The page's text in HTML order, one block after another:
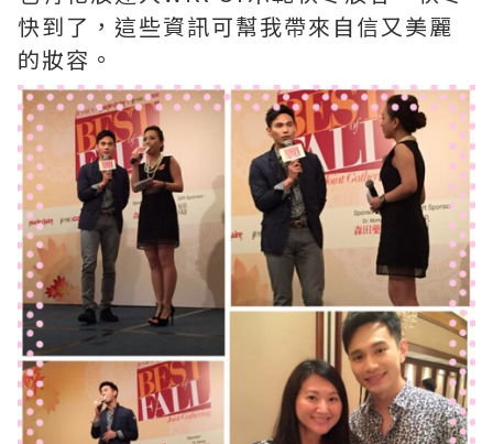
快到了，這些資訊可幫我帶來自信又美麗
的妝容。